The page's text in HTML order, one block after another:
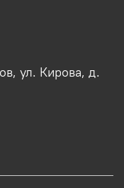
ул. Кирова, д.